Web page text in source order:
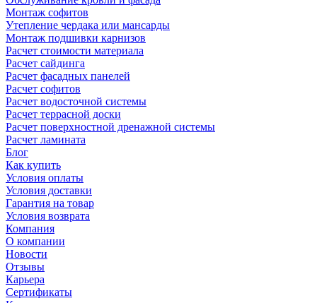
Монтаж софитов
Утепление чердака или мансарды
Монтаж подшивки карнизов
Расчет стоимости материала
Расчет сайдинга
Расчет фасадных панелей
Расчет софитов
Расчет водосточной системы
Расчет террасной доски
Расчет поверхностной дренажной системы
Расчет ламината
Блог
Как купить
Условия оплаты
Условия доставки
Гарантия на товар
Условия возврата
Компания
О компании
Новости
Отзывы
Карьера
Сертификаты